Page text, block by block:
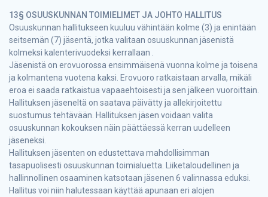
13§ OSUUSKUNNAN TOIMIELIMET JA JOHTO HALLITUS
Osuuskunnan hallitukseen kuuluu vähintään kolme (3) ja enintään
seitsemän (7) jäsentä, jotka valitaan osuuskunnan jäsenistä
kolmeksi kalenterivuodeksi kerrallaan .
Jäsenistä on erovuorossa ensimmäisenä vuonna kolme ja toisena
ja kolmantena vuotena kaksi. Erovuoro ratkaistaan arvalla, mikäli
eroa ei saada ratkaistua vapaaehtoisesti ja sen jälkeen vuoroittain.
Hallituksen jäseneltä on saatava päivätty ja allekirjoitettu
suostumus tehtävään. Hallituksen jäsen voidaan valita
osuuskunnan kokouksen näin päättäessä kerran uudelleen
jäseneksi.
Hallituksen jäsenten on edustettava mahdollisimman
tasapuolisesti osuuskunnan toimialuetta. Liiketaloudellinen ja
hallinnollinen osaaminen katsotaan jäsenen 6 valinnassa eduksi.
Hallitus voi niin halutessaan käyttää apunaan eri alojen